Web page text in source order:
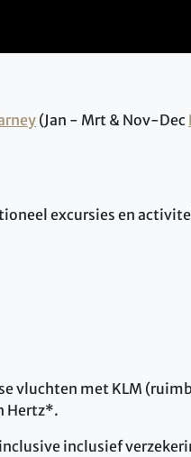
(Jan - Mrt & Nov-Dec
excursies en
vluchten met KLM
Hertz*.
inclusief